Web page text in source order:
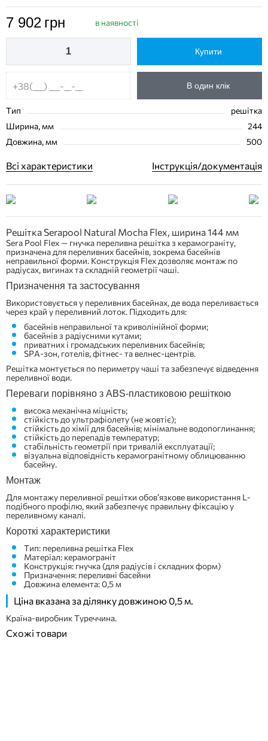
7 902 грн в наявності
Купити
В один клік
Тип
решітка
Ширина, мм
244
Довжина, мм
500
Всі характеристики Інструкція/документація
Решітка Serapool Natural Mocha Flex, ширина 144 мм
Sera Pool Flex — гнучка переливна решітка з керамограніту,
призначена для переливних басейнів, зокрема басейнів
неправильної форми. Конструкція Flex дозволяє монтаж по
радіусах, вигинах та складній геометрії чаші.
Призначення та застосування
Використовується у переливних басейнах, де вода переливається
через край у переливний лоток. Підходить для:
басейнів неправильної та криволінійної форми;
басейнів з радіусними кутами;
приватних і громадських переливних басейнів;
SPA-зон, готелів, фітнес- та велнес-центрів.
Решітка монтується по периметру чаші та забезпечує відведення
переливної води.
Переваги порівняно з ABS-пластиковою решіткою
висока механічна міцність;
стійкість до ультрафіолету (не жовтіє);
стійкість до хімії для басейнів; мінімальне водопоглинання;
стійкість до перепадів температур;
стабільність геометрії при тривалій експлуатації;
візуальна відповідність керамогранітному облицюванню
басейну.
Монтаж
Для монтажу переливної решітки обов’язкове використання L-
подібного профілю, який забезпечує правильну фіксацію у
переливному каналі.
Короткі характеристики
Тип: переливна решітка Flex
Матеріал: керамограніт
Конструкція: гнучка (для радіусів і складних форм)
Призначення: переливні басейни
Довжина елемента: 0,5 м
Ціна вказана за ділянку довжиною 0,5 м.
Країна-виробник Туреччина.
Схожі товари